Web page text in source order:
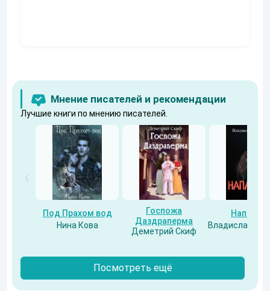
Мнение писателей и рекомендации
Лучшие книги по мнению писателей.
Под Прахом вод
Нина Кова
Госпожа
Даздраперма
Деметрий Скиф
Напарник
Владислав
Посмотреть ещё